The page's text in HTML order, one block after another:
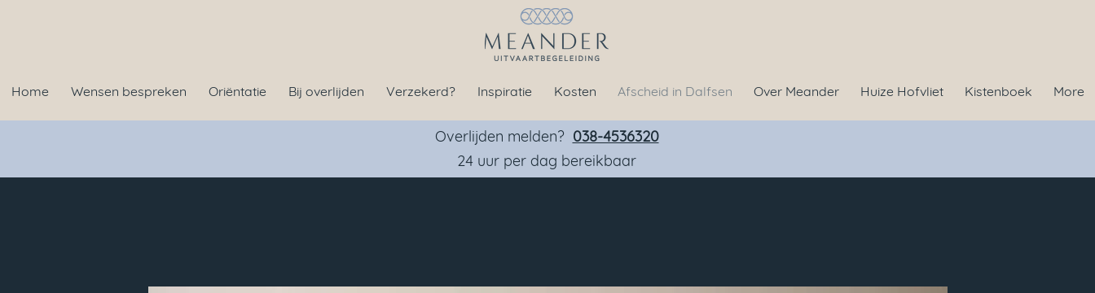
Home Wensen bespreken Oriëntatie Bij overlijden Verzekerd? Inspiratie Kosten Afscheid in Dalfsen Over Meander Huize Hofvliet Kistenboek More
Overlijden melden? 038-4536320
24 uur per dag bereikbaar